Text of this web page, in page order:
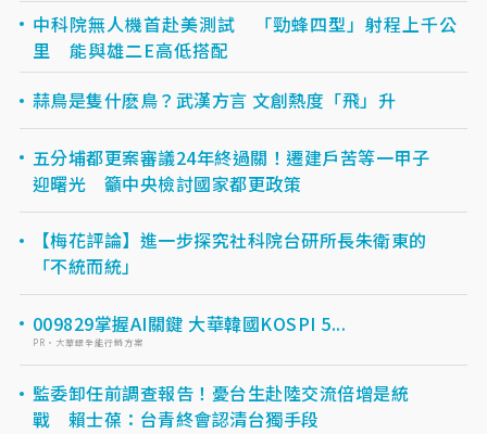
中科院無人機首赴美測試 「勁蜂四型」射程上千公
里 能與雄二E高低搭配
蒜鳥是隻什麽鳥？武漢方言 文創熱度「飛」升
五分埔都更案審議24年終過關！遷建戶苦等一甲子
迎曙光 籲中央檢討國家都更政策
【梅花評論】進一步探究社科院台研所長朱衛東的
「不統而統」
009829掌握AI關鍵 大華韓國KOSPI 5...
PR・大華銀全能行銷方案
監委卸任前調查報告！憂台生赴陸交流倍增是統
戰 賴士葆：台青終會認清台獨手段